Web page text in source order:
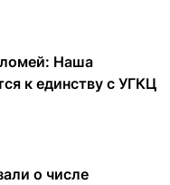
Наша
к единству с УГКЦ
о числе